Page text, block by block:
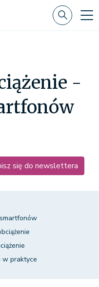
-
się do newslettera
w praktyce